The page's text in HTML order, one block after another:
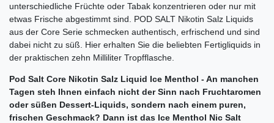
unterschiedliche Früchte oder Tabak konzentrieren oder nur mit
etwas Frische abgestimmt sind. POD SALT Nikotin Salz Liquids
aus der Core Serie schmecken authentisch, erfrischend und sind
dabei nicht zu süß. Hier erhalten Sie die beliebten Fertigliquids in
der praktischen zehn Milliliter Tropfflasche.
Pod Salt Core Nikotin Salz Liquid Ice Menthol - An manchen
Tagen steh Ihnen einfach nicht der Sinn nach Fruchtaromen
oder süßen Dessert-Liquids, sondern nach einem puren,
frischen Geschmack? Dann ist das Ice Menthol Nic Salt